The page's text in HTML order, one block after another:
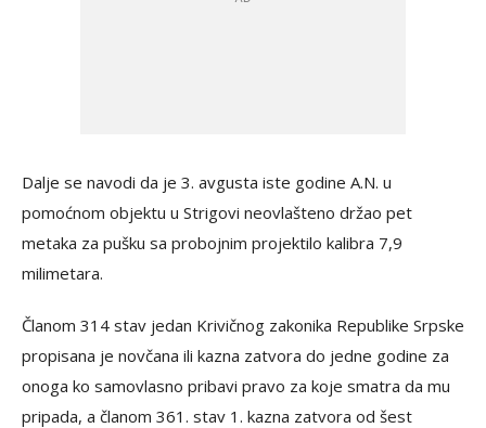
Dalje se navodi da je 3. avgusta iste godine A.N. u
pomoćnom objektu u Strigovi neovlašteno držao pet
metaka za pušku sa probojnim projektilo kalibra 7,9
milimetara.
Članom 314 stav jedan Krivičnog zakonika Republike Srpske
propisana je novčana ili kazna zatvora do jedne godine za
onoga ko samovlasno pribavi pravo za koje smatra da mu
pripada, a članom 361. stav 1. kazna zatvora od šest